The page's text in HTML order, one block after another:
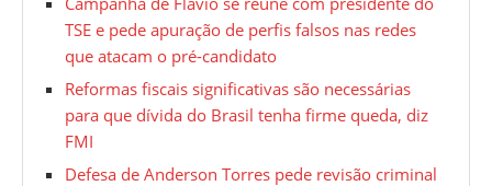
TSE e pede apuração de perfis falsos nas redes
que atacam o pré-candidato
Reformas fiscais significativas são necessárias
para que dívida do Brasil tenha firme queda, diz
FMI
Defesa de Anderson Torres pede revisão criminal